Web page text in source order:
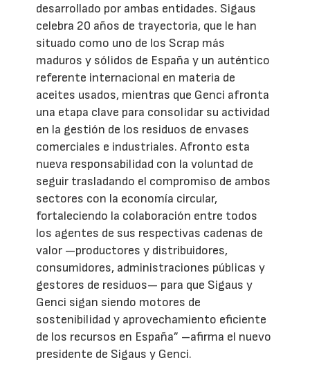
desarrollado por ambas entidades. Sigaus
celebra 20 años de trayectoria, que le han
situado como uno de los Scrap más
maduros y sólidos de España y un auténtico
referente internacional en materia de
aceites usados, mientras que Genci afronta
una etapa clave para consolidar su actividad
en la gestión de los residuos de envases
comerciales e industriales. Afronto esta
nueva responsabilidad con la voluntad de
seguir trasladando el compromiso de ambos
sectores con la economía circular,
fortaleciendo la colaboración entre todos
los agentes de sus respectivas cadenas de
valor —productores y distribuidores,
consumidores, administraciones públicas y
gestores de residuos— para que Sigaus y
Genci sigan siendo motores de
sostenibilidad y aprovechamiento eficiente
de los recursos en España” –afirma el nuevo
presidente de Sigaus y Genci.